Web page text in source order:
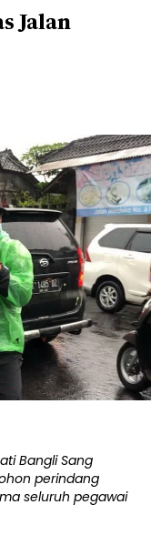
Jalan
Bangli Sang
perindang
seluruh pegawai